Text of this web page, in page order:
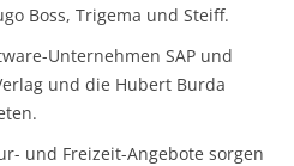
Boss, Trigema und Steiff.
Unternehmen SAP und
und die Hubert Burda
und Freizeit-Angebote sorgen